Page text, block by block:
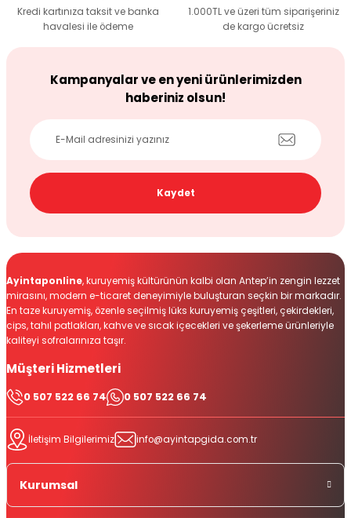
Kredi kartınıza taksit ve banka
havalesi ile ödeme
1.000TL ve üzeri tüm siparişeriniz
de kargo ücretsiz
Kampanyalar ve en yeni ürünlerimizden
haberiniz olsun!
Kaydet
Ayintaponline, kuruyemiş kültürünün kalbi olan Antep’in zengin lezzet
mirasını, modern e-ticaret deneyimiyle buluşturan seçkin bir markadır.
En taze kuruyemiş, özenle seçilmiş lüks kuruyemiş çeşitleri, çekirdekleri,
cips, tahıl patlakları, kahve ve sıcak içecekleri ve şekerleme ürünleriyle
kaliteyi sofralarınıza taşır.
Müşteri Hizmetleri
0 507 522 66 74 0 507 522 66 74
İletişim Bilgilerimiz info@ayintapgida.com.tr
Kurumsal